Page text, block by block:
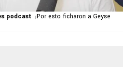
podcast ¡Por esto ficharon a Geyse